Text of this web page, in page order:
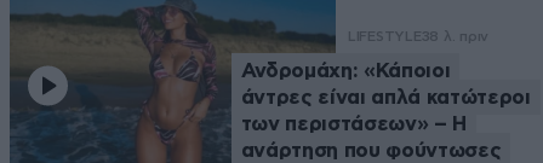
LIFESTYLE38 λ. πριν
Ανδρομάχη: «Κάποιοι
άντρες είναι απλά κατώτεροι
των περιστάσεων» – Η
ανάρτηση που φούντωσες